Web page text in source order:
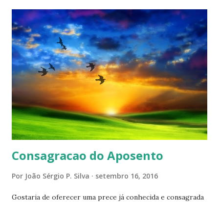
Consagracao do Aposento
Por João Sérgio P. Silva setembro 16, 2016
Gostaria de oferecer uma prece já conhecida e consagrada